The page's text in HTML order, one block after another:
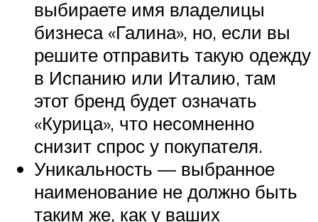
выбираете имя владелицы
бизнеса «Галина», но, если вы
решите отправить такую одежду
в Испанию или Италию, там
этот бренд будет означать
«Курица», что несомненно
снизит спрос у покупателя.
Уникальность — выбранное
наименование не должно быть
таким же, как у ваших